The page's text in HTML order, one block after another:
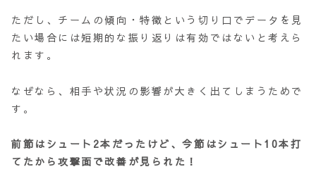
ただし、チームの傾向・特徴という切り口でデータを見
たい場合には短期的な振り返りは有効ではないと考えら
れます。
なぜなら、相手や状況の影響が大きく出てしまうためで
す。
前節はシュート2本だったけど、今節はシュート10本打
てたから攻撃面で改善が見られた！